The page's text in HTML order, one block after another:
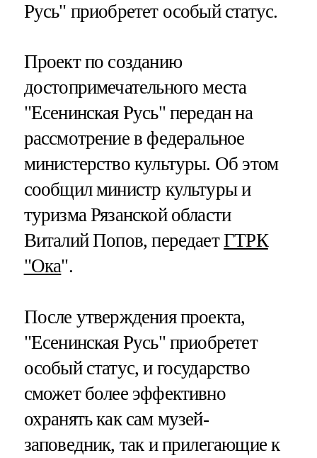
Русь" приобретет особый статус.
Проект по созданию
достопримечательного места
"Есенинская Русь" передан на
рассмотрение в федеральное
министерство культуры. Об этом
сообщил министр культуры и
туризма Рязанской области
Виталий Попов, передаетГТРК
"Ока".
После утверждения проекта,
"Есенинская Русь" приобретет
особый статус, и государство
сможет более эффективно
охранять как сам музей-
заповедник, так и прилегающие к